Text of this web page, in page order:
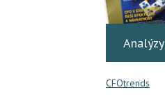
Analýzy
CFOtrends